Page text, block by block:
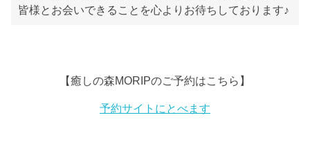
皆様とお会いできることを心よりお待ちしております♪
【癒しの森MORIPのご予約はこちら】
予約サイトにとべます